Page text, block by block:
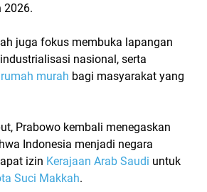
2026.
juga fokus membuka lapangan
nasional, serta
murah bagi masyarakat yang
Prabowo kembali menegaskan
Indonesia menjadi negara
izin Kerajaan Arab Saudi untuk
Suci Makkah.